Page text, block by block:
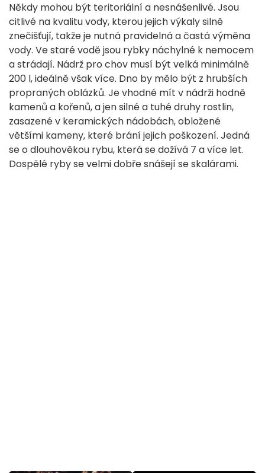
Někdy mohou být teritoriální a nesnášenlivé. Jsou
citlivé na kvalitu vody, kterou jejich výkaly silně
znečišťují, takže je nutná pravidelná a častá výměna
vody. Ve staré vodě jsou rybky náchylné k nemocem
a strádají. Nádrž pro chov musí být velká minimálně
200 l, ideálně však více. Dno by mělo být z hrubších
propraných oblázků. Je vhodné mít v nádrži hodně
kamenů a kořenů, a jen silné a tuhé druhy rostlin,
zasazené v keramických nádobách, obložené
většími kameny, které brání jejich poškození. Jedná
se o dlouhověkou rybu, která se dožívá 7 a více let.
Dospělé ryby se velmi dobře snášejí se skalárami.